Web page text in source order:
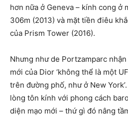
hơn nữa ở Geneva – kính cong ở
306m (2013) và mặt tiền điêu
của Prism Tower (2016).
Nhưng như de Portzamparc
mới của Dior ‘không thể là một
trên đường phố, như ở New
lòng tôn kính với phong cách
diện mạo mới – thứ gì đó nâng